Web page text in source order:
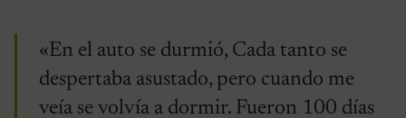
«En el auto se durmió, Cada tanto se
despertaba asustado, pero cuando me
veía se volvía a dormir. Fueron 100 días